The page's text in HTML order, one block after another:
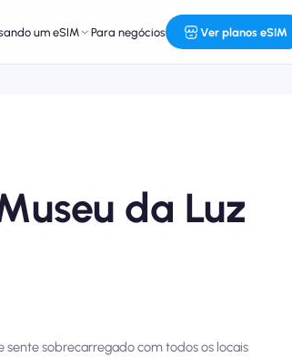
um eSIM Para negócios Ver planos eSIM
da Luz
sente sobrecarregado com todos os locais